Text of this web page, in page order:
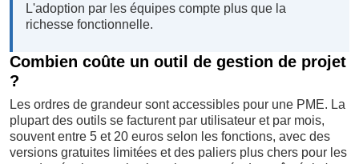
L'adoption par les équipes compte plus que la
richesse fonctionnelle.
Combien coûte un outil de gestion de projet
?
Les ordres de grandeur sont accessibles pour une PME. La
plupart des outils se facturent par utilisateur et par mois,
souvent entre 5 et 20 euros selon les fonctions, avec des
versions gratuites limitées et des paliers plus chers pour les